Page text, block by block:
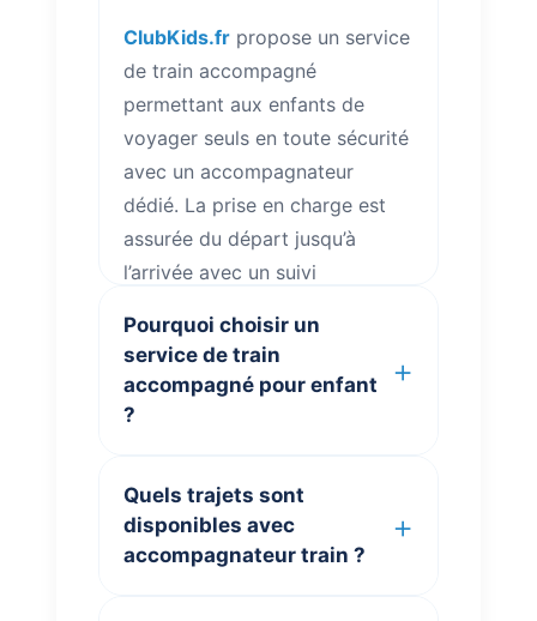
ClubKids.frpropose un service
de train accompagné
permettant aux enfants de
voyager seuls en toute sécurité
avec un accompagnateur
dédié. La prise en charge est
assurée du départ jusqu’à
l’arrivée avec un suivi
Retrouvez également toutes les
informations utiles sur
votre
voyage
Pourquoi choisir un
service de train
accompagné pour enfant
?
accompagnement train
moderne pour les familles
recherchant un train avec
Quels trajets sont
disponibles avec
accompagnateur train ?